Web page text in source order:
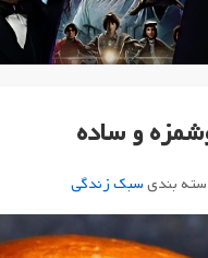
و ساده
بندیسبک زندگی